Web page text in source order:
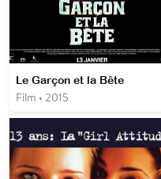
Le Garçon et la Bête
Film • 2015